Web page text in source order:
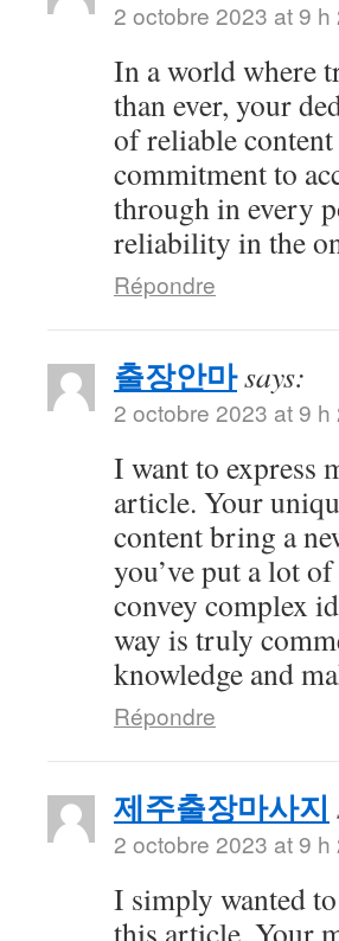
2 octobre 2023 at 9 h
In a world where
than ever, your
of reliable
commitment to
through in every
reliability in the
Répondre
출장안마says:
2 octobre 2023 at 9 h
I want to express
article. Your
content bring a
you’ve put a lot
convey complex
way is truly
knowledge and
Répondre
제주출장마사지
2 octobre 2023 at 9 h
I simply wanted
this article. Your